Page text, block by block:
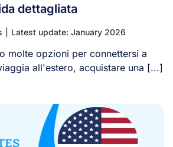
dettagliata
Latest update: January 2026
molte opzioni per connettersi a
all'estero, acquistare una [...]